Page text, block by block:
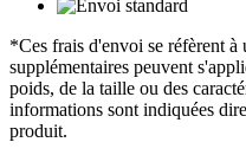
*Ces frais d'envoi se réfèrent
supplémentaires peuvent
poids, de la taille ou des
informations sont indiquées
produit.